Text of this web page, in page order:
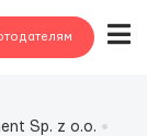
Sp. z o.o.